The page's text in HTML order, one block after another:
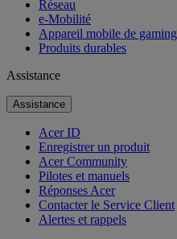
Réseau
e-Mobilité
Appareil mobile de gaming
Produits durables
Assistance
Assistance
Acer ID
Enregistrer un produit
Acer Community
Pilotes et manuels
Réponses Acer
Contacter le Service Client
Alertes et rappels